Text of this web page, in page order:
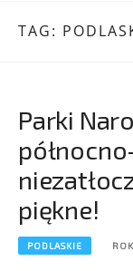
TAG:
Parki
piękne!
PODLASKIE